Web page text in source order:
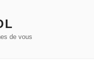
de vous